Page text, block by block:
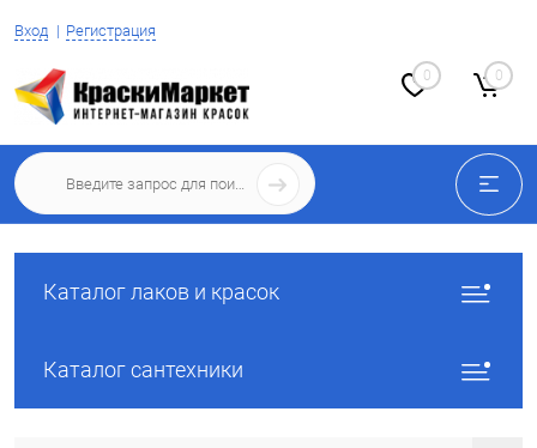
Вход Регистрация
0 0
Каталог лаков и красок
Каталог сантехники